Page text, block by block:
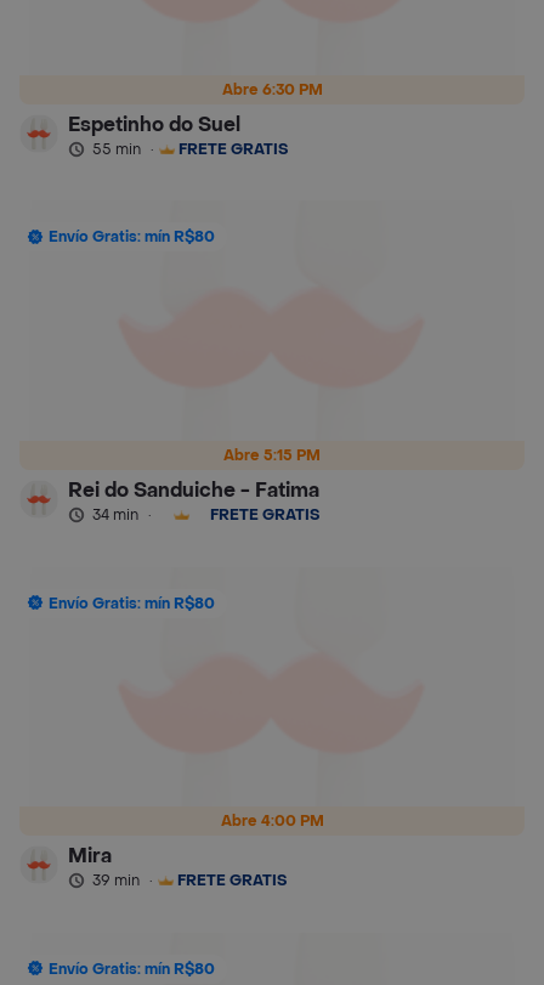
Abre 6:30 PM
Espetinho do Suel
55 min · FRETE GRÁTIS
Abre 5:15 PM
Envío Gratis: mín R$80
Rei do Sanduiche - Fatima
34 min · FRETE GRÁTIS
Abre 4:00 PM
Envío Gratis: mín R$80
Mira
39 min · FRETE GRÁTIS
Envío Gratis: mín R$80